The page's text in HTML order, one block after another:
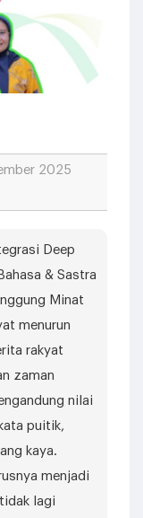
2025
Deep
& Sastra
Minat
menurun
rakyat
zaman
nilai
puitik,
kaya.
menjadi
lagi